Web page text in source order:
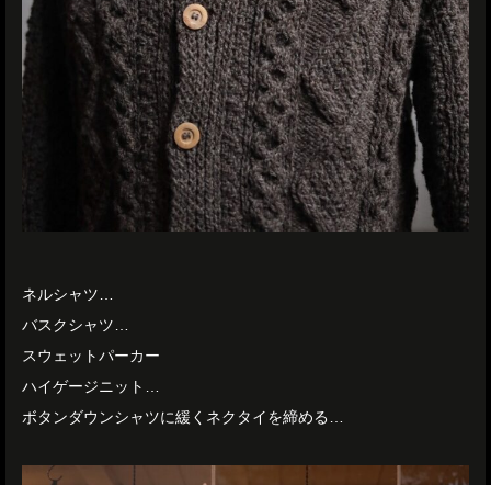
ネルシャツ…
バスクシャツ…
スウェットパーカー
ハイゲージニット…
ボタンダウンシャツに緩くネクタイを締める…